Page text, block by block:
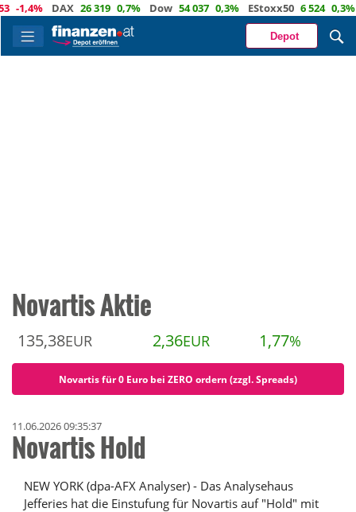
DAX 26 319 0,7% Dow 54 037 0,3% EStoxx50 6 524 0,3%
Depot
Novartis Aktie
135,38EUR 2,36EUR 1,77%
Novartis für 0 Euro bei ZERO ordern (zzgl. Spreads)
11.06.2026 09:35:37
Novartis Hold
NEW YORK (dpa-AFX Analyser) - Das Analysehaus
Jefferies hat die Einstufung für Novartis auf "Hold" mit